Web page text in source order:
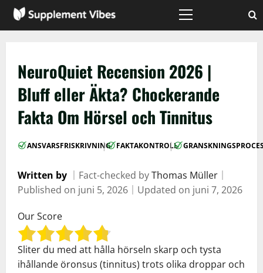
Skip
Primary
NeuroQuiet Recension 2026 |
Bluff eller Äkta? Chockerande
Fakta Om Hörsel och Tinnitus
ANSVARSFRISKRIVNING
| FAKTAKONTROLL
|
Written by Fact-checked byThomas Müller
Published on juni 5, 2026 Updated on juni 7, 2026
Our Score
Sliter du med att hålla hörseln skarp och tysta
ihållande öronsus (tinnitus) trots olika droppar och